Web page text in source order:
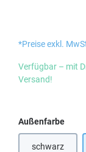
*Preise exkl.
Verfügbar – mit
Versand!
Außenfarbe
schwarz